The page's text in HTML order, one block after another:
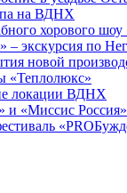
на ВДНХ
хорового шоу
– экскурсия по
новой
«Теплолюкс»
локации ВДНХ
и «Миссис Россия»